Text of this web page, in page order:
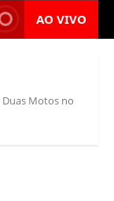
AO VIVO
Motos no